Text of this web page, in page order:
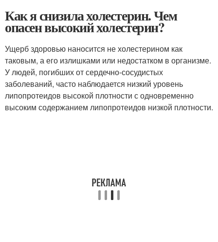
Как я снизила холестерин. Чем
опасен высокий холестерин?
Ущерб здоровью наносится не холестерином как
таковым, а его излишками или недостатком в организме.
У людей, погибших от сердечно-сосудистых
заболеваний, часто наблюдается низкий уровень
липопротеидов высокой плотности с одновременно
высоким содержанием липопротеидов низкой плотности.